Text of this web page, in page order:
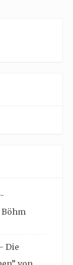
Die